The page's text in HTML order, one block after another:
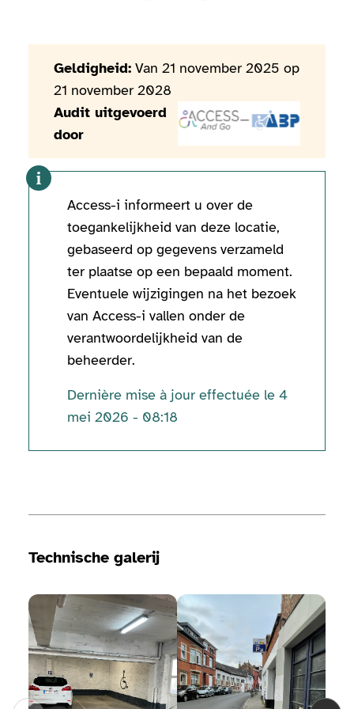
Geldigheid: Van 21 november 2025 op
21 november 2028
Audit uitgevoerd
door
Access-i informeert u over de
toegankelijkheid van deze locatie,
gebaseerd op gegevens verzameld
ter plaatse op een bepaald moment.
Eventuele wijzigingen na het bezoek
van Access-i vallen onder de
verantwoordelijkheid van de
beheerder.
Dernière mise à jour effectuée le 4
mei 2026 - 08:18
Technische galerij
Bekijk de fotogalerij Bekijk de fotogalerij